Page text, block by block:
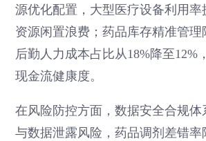
源优化配置，大型医疗设备利用率
资源闲置浪费；药品库存精准管理
后勤人力成本占比从18%降至12%
现金流健康度。
在风险防控方面，数据安全合规
与数据泄露风险，药品调剂差错率